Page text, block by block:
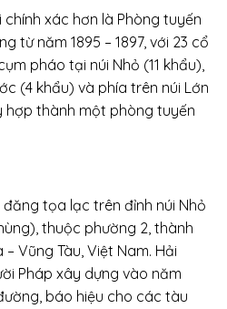
xác hơn là Phòng tuyến
từ năm 1895 – 1897, với 23 cổ
pháo tại núi Nhỏ (11 khẩu),
(4 khẩu) và phía trên núi Lớn
hợp thành một phòng tuyến
tọa lạc trên đỉnh núi Nhỏ
thuộc phường 2, thành
Vũng Tàu, Việt Nam. Hải
Pháp xây dựng vào năm
báo hiệu cho các tàu